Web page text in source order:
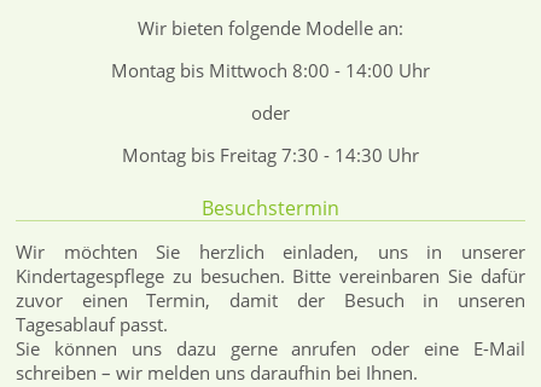
Wir bieten folgende Modelle an:
Montag bis Mittwoch 8:00 - 14:00 Uhr
oder
Montag bis Freitag 7:30 - 14:30 Uhr
Besuchstermin
Wir möchten Sie herzlich einladen, uns in unserer
Kindertagespflege zu besuchen. Bitte vereinbaren Sie dafür
zuvor einen Termin, damit der Besuch in unseren
Tagesablauf passt.
Sie können uns dazu gerne anrufen oder eine E-Mail
schreiben – wir melden uns daraufhin bei Ihnen.